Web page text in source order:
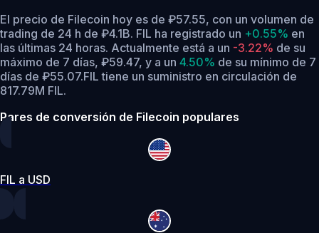
El precio de Filecoin hoy es de ₽57.55, con un volumen de
trading de 24 h de ₽4.1B. FIL ha registrado un +0.55% en
las últimas 24 horas. Actualmente está a un -3.22% de su
máximo de 7 días, ₽59.47, y a un 4.50% de su mínimo de 7
días de ₽55.07.FIL tiene un suministro en circulación de
817.79M FIL.
Pares de conversión de Filecoin populares
FIL a USD